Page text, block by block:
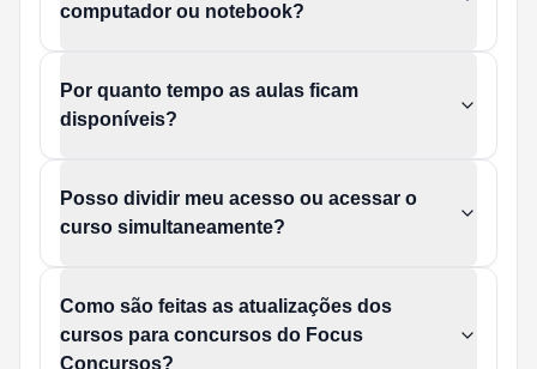
computador ou notebook?
Por quanto tempo as aulas ficam
disponíveis?
Posso dividir meu acesso ou acessar o
curso simultaneamente?
Como são feitas as atualizações dos
cursos para concursos do Focus
Concursos?